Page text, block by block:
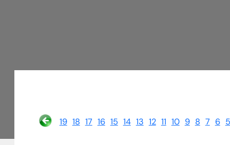
5
6
7
8
9
10
11
12
13
14
15
16
17
18
19